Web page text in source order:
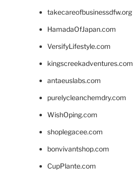
takecareofbusinessdfw.org
HamadaOfJapan.com
VersifyLifestyle.com
kingscreekadventures.com
antaeuslabs.com
purelycleanchemdry.com
WishOping.com
shoplegacee.com
bonvivantshop.com
CupPlante.com